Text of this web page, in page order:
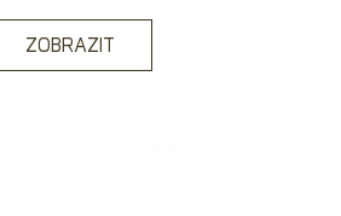
ZOBRAZIT